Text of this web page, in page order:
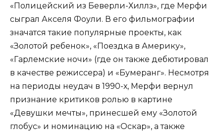
«Полицейский из Беверли-Хиллз», где Мерфи
сыграл Акселя Фоули. В его фильмографии
значатся такие популярные проекты, как
«Золотой ребенок», «Поездка в Америку»,
«Гарлемские ночи» (где он также дебютировал
в качестве режиссера) и «Бумеранг». Несмотря
на периоды неудач в 1990-х, Мерфи вернул
признание критиков ролью в картине
«Девушки мечты», принесшей ему «Золотой
глобус» и номинацию на «Оскар», а также